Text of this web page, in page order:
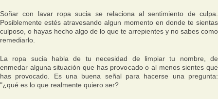
Soñar con lavar ropa sucia se relaciona al sentimiento de culpa.
Posiblemente estés atravesando algun momento en donde te sientas
culposo, o hayas hecho algo de lo que te arrepientes y no sabes como
remediarlo.
La ropa sucia habla de tu necesidad de limpiar tu nombre, de
enmedar alguna situación que has provocado o al menos sientes que
has provocado. Es una buena señal para hacerse una pregunta:
"¿qué es lo que realmente quiero ser?